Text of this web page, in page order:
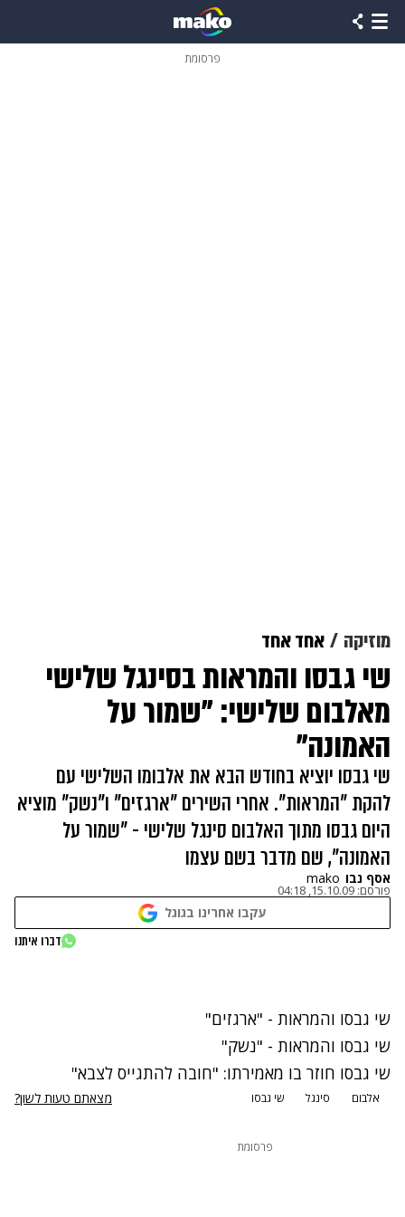
פרסומת
מוזיקה אחד אחד
שי גבסו והמראות בסינגל שלישי
מאלבום שלישי: "שמור על
האמונה"
שי גבסו יוציא בחודש הבא את אלבומו השלישי עם
להקת "המראות". אחרי השירים "ארגזים" ו"נשק" מוציא
היום גבסו מתוך האלבום סינגל שלישי - "שמור על
האמונה", שם מדבר בשם עצמו
אסף נבו mako
פורסם: 15.10.09, 04:18
עקבו אחרינו בגוגל
נתקלנו בבעיה
דברו איתנו
שי גבסו והמראות - "ארגזים"
שי גבסו והמראות - "נשק"
שי גבסו חוזר בו מאמירתו: "חובה להתגייס לצבא"
אלבום סינגל שי גבסו מצאתם טעות לשון?
פרסומת